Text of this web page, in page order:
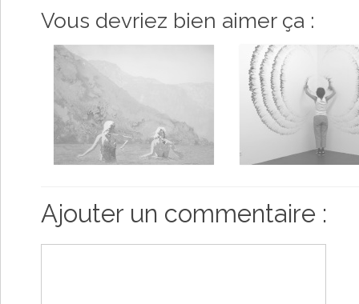
Vous devriez bien aimer ça :
Ajouter un commentaire :